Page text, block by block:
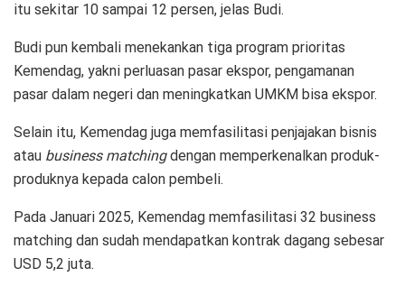
itu sekitar 10 sampai 12 persen, jelas Budi.
Budi pun kembali menekankan tiga program prioritas
Kemendag, yakni perluasan pasar ekspor, pengamanan
pasar dalam negeri dan meningkatkan UMKM bisa ekspor.
Selain itu, Kemendag juga memfasilitasi penjajakan bisnis
atau business matchingdengan memperkenalkan produk-
produknya kepada calon pembeli.
Pada Januari 2025, Kemendag memfasilitasi 32 business
matching dan sudah mendapatkan kontrak dagang sebesar
USD 5,2 juta.